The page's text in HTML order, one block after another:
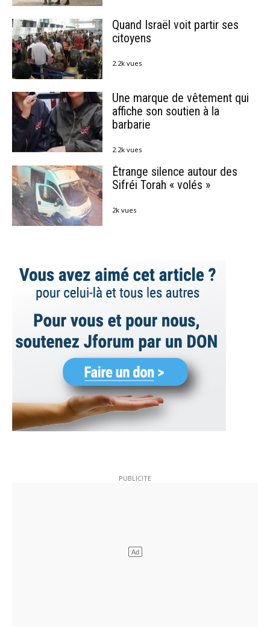
Quand Israël voit partir ses
citoyens
2.2k vues
Une marque de vêtement qui
affiche son soutien à la
barbarie
2.2k vues
Étrange silence autour des
Sifréi Torah « volés »
2k vues